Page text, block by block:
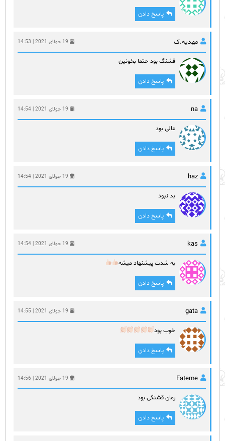
پاسخ دادن
مهدیه.ک 19 جولای 2021 | 14:53
قشنگ بود حتما بخونین
پاسخ دادن
na 19 جولای 2021 | 14:54
عالی بود
پاسخ دادن
haz 19 جولای 2021 | 14:54
بد نبود
پاسخ دادن
kas 19 جولای 2021 | 14:54
به شدت پیشنهاد میشه
پاسخ دادن
gata 19 جولای 2021 | 14:55
خوب بود
پاسخ دادن
Fateme 19 جولای 2021 | 14:56
رمان قشنگی بود
پاسخ دادن